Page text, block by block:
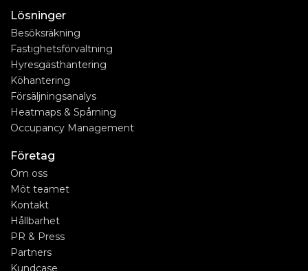
Lösninger
Besöksräkning
Fastighetsförvaltning
Hyresgästhantering
Köhantering
Försäljningsanalys
Heatmaps & Spårning
Occupancy Management
Företag
Om oss
Möt teamet
Kontakt
Hållbarhet
PR & Press
Partners
Kundcase